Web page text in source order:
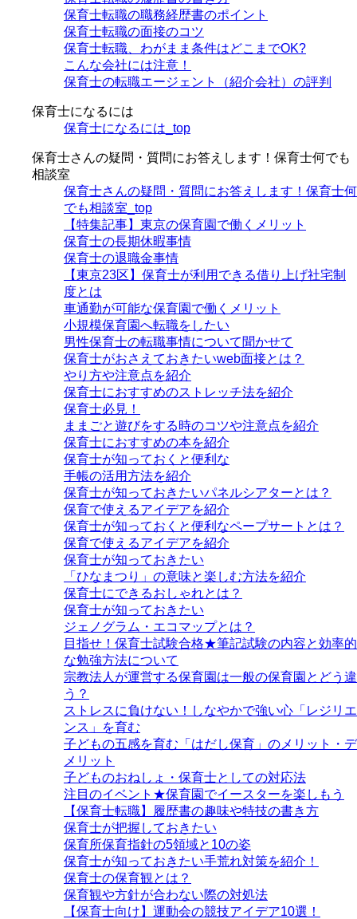
保育士転職の職務経歴書のポイント
保育士転職の面接のコツ
保育士転職、わがまま条件はどこまでOK?
こんな会社には注意！
保育士の転職エージェント（紹介会社）の評判
保育士になるには
保育士になるには_top
保育士さんの疑問・質問にお答えします！保育士何でも
相談室
保育士さんの疑問・質問にお答えします！保育士何
でも相談室_top
【特集記事】東京の保育園で働くメリット
保育士の長期休暇事情
保育士の退職金事情
【東京23区】保育士が利用できる借り上げ社宅制
度とは
車通勤が可能な保育園で働くメリット
小規模保育園へ転職をしたい
男性保育士の転職事情について聞かせて
保育士がおさえておきたいweb面接とは？
やり方や注意点を紹介
保育士におすすめのストレッチ法を紹介
保育士必見！
ままごと遊びをする時のコツや注意点を紹介
保育士におすすめの本を紹介
保育士が知っておくと便利な
手帳の活用方法を紹介
保育士が知っておきたいパネルシアターとは？
保育で使えるアイデアを紹介
保育士が知っておくと便利なペープサートとは？
保育で使えるアイデアを紹介
保育士が知っておきたい
「ひなまつり」の意味と楽しむ方法を紹介
保育士にできるおしゃれとは？
保育士が知っておきたい
ジェノグラム・エコマップとは？
目指せ！保育士試験合格★筆記試験の内容と効率的
な勉強方法について
宗教法人が運営する保育園は一般の保育園とどう違
う？
ストレスに負けない！しなやかで強い心「レジリエ
ンス」を育む
子どもの五感を育む「はだし保育」のメリット・デ
メリット
子どものおねしょ・保育士としての対応法
注目のイベント★保育園でイースターを楽しもう
【保育士転職】履歴書の趣味や特技の書き方
保育士が把握しておきたい
保育所保育指針の5領域と10の姿
保育士が知っておきたい手荒れ対策を紹介！
保育士の保育観とは？
保育観や方針が合わない際の対処法
【保育士向け】運動会の競技アイデア10選！